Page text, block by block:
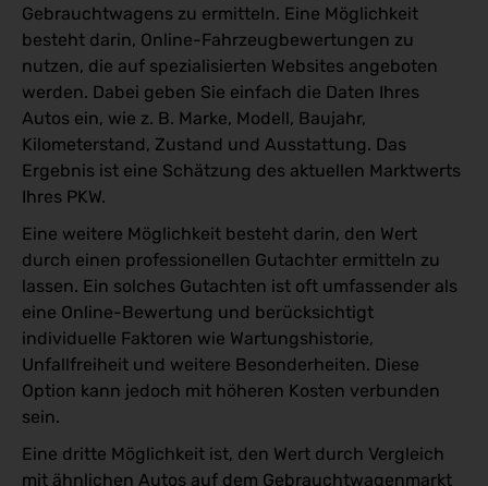
Gebrauchtwagens zu ermitteln. Eine Möglichkeit
besteht darin, Online-Fahrzeugbewertungen zu
nutzen, die auf spezialisierten Websites angeboten
werden. Dabei geben Sie einfach die Daten Ihres
Autos ein, wie z. B. Marke, Modell, Baujahr,
Kilometerstand, Zustand und Ausstattung. Das
Ergebnis ist eine Schätzung des aktuellen Marktwerts
Ihres PKW.
Eine weitere Möglichkeit besteht darin, den Wert
durch einen professionellen Gutachter ermitteln zu
lassen. Ein solches Gutachten ist oft umfassender als
eine Online-Bewertung und berücksichtigt
individuelle Faktoren wie Wartungshistorie,
Unfallfreiheit und weitere Besonderheiten. Diese
Option kann jedoch mit höheren Kosten verbunden
sein.
Eine dritte Möglichkeit ist, den Wert durch Vergleich
mit ähnlichen Autos auf dem Gebrauchtwagenmarkt